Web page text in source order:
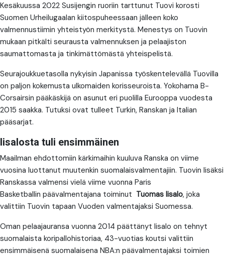
Kesäkuussa 2022 Susijengin ruoriin tarttunut Tuovi korosti
Suomen Urheilugaalan kiitospuheessaan jälleen koko
valmennustiimin yhteistyön merkitystä. Menestys on Tuovin
mukaan pitkälti seurausta valmennuksen ja pelaajiston
saumattomasta ja tinkimättömästä yhteispelistä.
Seurajoukkuetasolla nykyisin Japanissa työskentelevällä Tuovilla
on paljon kokemusta ulkomaiden korisseuroista. Yokohama B-
Corsairsin pääkäskijä on asunut eri puolilla Eurooppa vuodesta
2015 saakka. Tutuksi ovat tulleet Turkin, Ranskan ja Italian
pääsarjat.
Iisalosta tuli ensimmäinen
Maailman ehdottomiin kärkimaihin kuuluva Ranska on viime
vuosina luottanut muutenkin suomalaisvalmentajiin. Tuovin lisäksi
Ranskassa valmensi vielä viime vuonna Paris
Basketballin päävalmentajana toiminut Tuomas Iisalo, joka
valittiin Tuovin tapaan Vuoden valmentajaksi Suomessa.
Oman pelaajauransa vuonna 2014 päättänyt Iisalo on tehnyt
suomalaista koripallohistoriaa, 43-vuotias koutsi valittiin
ensimmäisenä suomalaisena NBA:n päävalmentajaksi toimien